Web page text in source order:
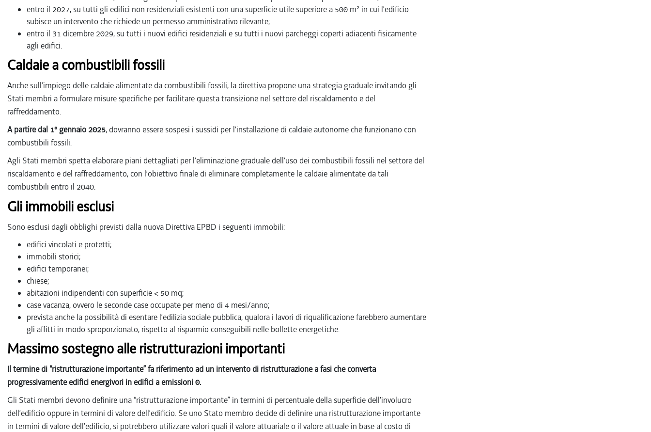
entro il 2027, su tutti gli edifici non residenziali esistenti con una superficie utile superiore a 500 m² in cui l’edificio
subisce un intervento che richiede un permesso amministrativo rilevante;
entro il 31 dicembre 2029, su tutti i nuovi edifici residenziali e su tutti i nuovi parcheggi coperti adiacenti fisicamente
agli edifici.
Caldaie a combustibili fossili
Anche sull’impiego delle caldaie alimentate da combustibili fossili, la direttiva propone una strategia graduale invitando gli
Stati membri a formulare misure specifiche per facilitare questa transizione nel settore del riscaldamento e del
raffreddamento.
A partire dal 1° gennaio 2025, dovranno essere sospesi i sussidi per l’installazione di caldaie autonome che funzionano con
combustibili fossili.
Agli Stati membri spetta elaborare piani dettagliati per l’eliminazione graduale dell’uso dei combustibili fossili nel settore del
riscaldamento e del raffreddamento, con l’obiettivo finale di eliminare completamente le caldaie alimentate da tali
combustibili entro il 2040.
Gli immobili esclusi
Sono esclusi dagli obblighi previsti dalla nuova Direttiva EPBD i seguenti immobili:
edifici vincolati e protetti;
immobili storici;
edifici temporanei;
chiese;
abitazioni indipendenti con superficie < 50 mq;
case vacanza, ovvero le seconde case occupate per meno di 4 mesi/anno;
prevista anche la possibilità di esentare l’edilizia sociale pubblica, qualora i lavori di riqualificazione farebbero aumentare
gli affitti in modo sproporzionato, rispetto al risparmio conseguibili nelle bollette energetiche.
Massimo sostegno alle ristrutturazioni importanti
Il termine di “ristrutturazione importante” fa riferimento ad un intervento di ristrutturazione a fasi che converta
progressivamente edifici energivori in edifici a emissioni 0.
Gli Stati membri devono definire una “ristrutturazione importante” in termini di percentuale della superficie dell’involucro
dell’edificio oppure in termini di valore dell’edificio. Se uno Stato membro decide di definire una ristrutturazione importante
in termini di valore dell’edificio, si potrebbero utilizzare valori quali il valore attuariale o il valore attuale in base al costo di